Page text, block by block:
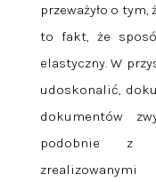
przeważyło o
to fakt, że
elastyczny. W
udoskonalić,
dokumentów
podobnie z